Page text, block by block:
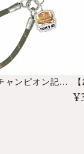
【2024GT】チャンピオン記念ハンドストラップ
¥